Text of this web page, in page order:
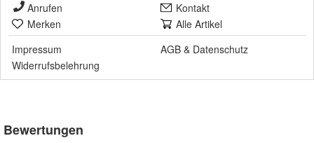
Anrufen
Kontakt
Merken
Alle Artikel
Impressum
AGB & Datenschutz
Widerrufsbelehrung
Bewertungen